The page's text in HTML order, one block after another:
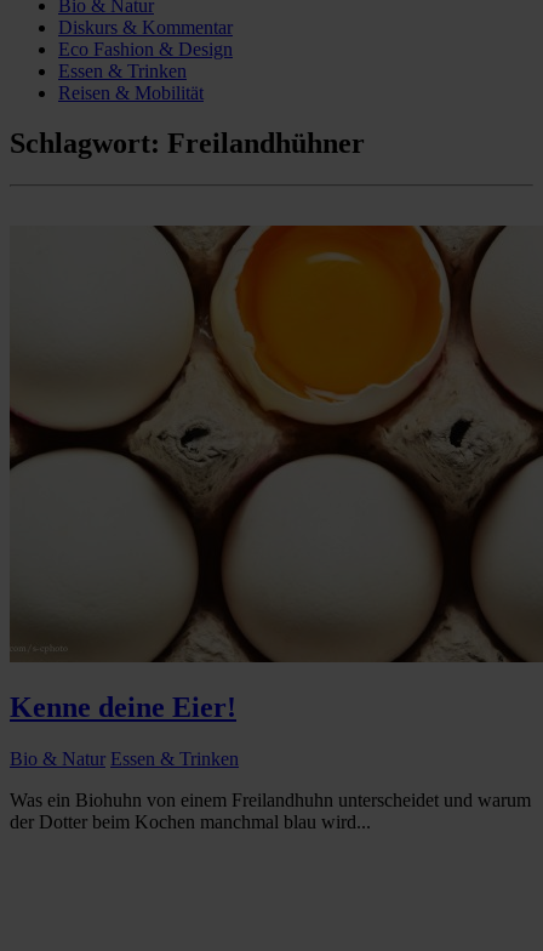
Bio & Natur
Diskurs & Kommentar
Eco Fashion & Design
Essen & Trinken
Reisen & Mobilität
Schlagwort: Freilandhühner
Kenne deine Eier!
Bio & Natur Essen & Trinken
Was ein Biohuhn von einem Freilandhuhn unterscheidet und warum
der Dotter beim Kochen manchmal blau wird...